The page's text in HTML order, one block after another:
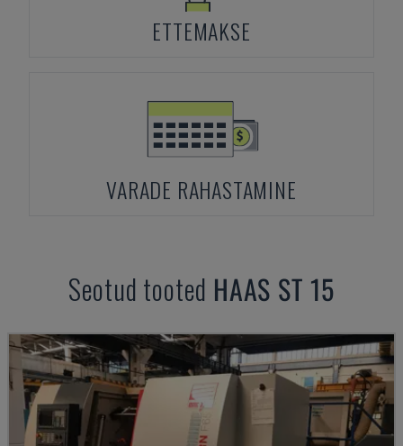
ETTEMAKSE
VARADE RAHASTAMINE
Seotud tooted HAAS ST 15